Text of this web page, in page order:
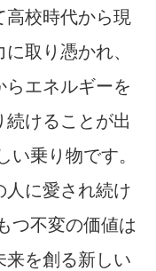
高校時代から現
取り憑かれ、
らエネルギーを
続けることが出
い乗り物です。
人に愛され続け
つ不変の価値は
来を創る新しい